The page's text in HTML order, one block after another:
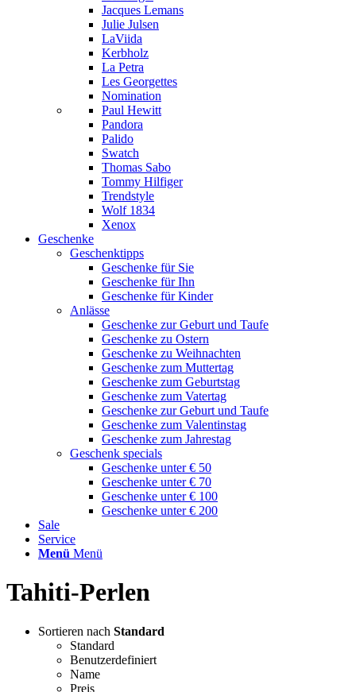
Jacques Lemans
Julie Julsen
LaViida
Kerbholz
La Petra
Les Georgettes
Nomination
Paul Hewitt
Pandora
Palido
Swatch
Thomas Sabo
Tommy Hilfiger
Trendstyle
Wolf 1834
Xenox
Geschenke
Geschenktipps
Geschenke für Sie
Geschenke für Ihn
Geschenke für Kinder
Anlässe
Geschenke zur Geburt und Taufe
Geschenke zu Ostern
Geschenke zu Weihnachten
Geschenke zum Muttertag
Geschenke zum Geburtstag
Geschenke zum Vatertag
Geschenke zur Geburt und Taufe
Geschenke zum Valentinstag
Geschenke zum Jahrestag
Geschenk specials
Geschenke unter € 50
Geschenke unter € 70
Geschenke unter € 100
Geschenke unter € 200
Sale
Service
Menü Menü
Tahiti-Perlen
Sortieren nach Standard
Standard
Benutzerdefiniert
Name
Preis